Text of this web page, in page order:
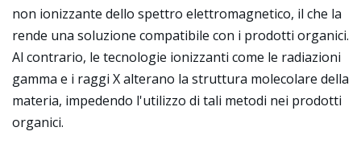
non ionizzante dello spettro elettromagnetico, il che la
rende una soluzione compatibile con i prodotti organici.
Al contrario, le tecnologie ionizzanti come le radiazioni
gamma e i raggi X alterano la struttura molecolare della
materia, impedendo l'utilizzo di tali metodi nei prodotti
organici.